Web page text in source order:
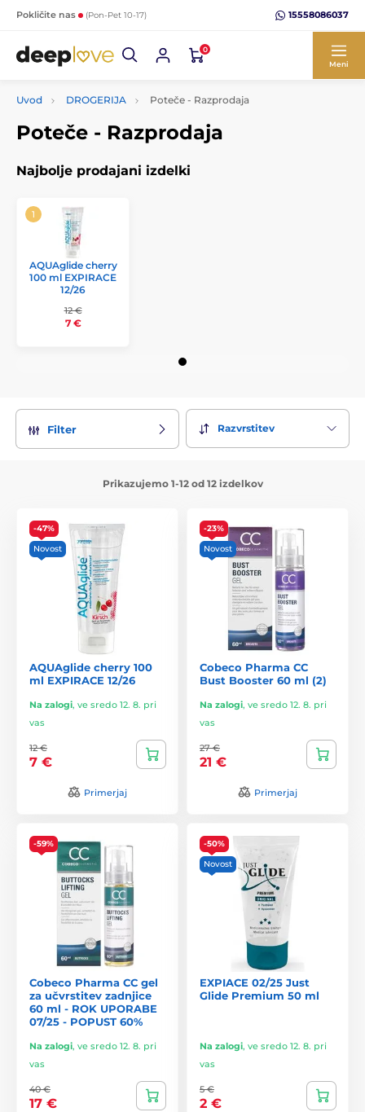
Pokličite nas (Pon-Pet 10-17) 15558086037
0
Meni
Uvod DROGERIJA Poteče - Razprodaja
Poteče - Razprodaja
Najbolje prodajani izdelki
AQUAglide cherry
100 ml EXPIRACE
12/26
12 €
7 €
Filter Razvrstitev
Prikazujemo 1-12 od 12 izdelkov
-47%
Novost
AQUAglide cherry 100
ml EXPIRACE 12/26
Na zalogi, ve sredo 12. 8. pri
vas
12 €
7 €
Primerjaj
-23%
Novost
Cobeco Pharma CC
Bust Booster 60 ml (2)
Na zalogi, ve sredo 12. 8. pri
vas
27 €
21 €
Primerjaj
-59%
Cobeco Pharma CC gel
za učvrstitev zadnjice
60 ml - ROK UPORABE
07/25 - POPUST 60%
Na zalogi, ve sredo 12. 8. pri
vas
40 €
17 €
-50%
Novost
EXPIACE 02/25 Just
Glide Premium 50 ml
Na zalogi, ve sredo 12. 8. pri
vas
5 €
2 €